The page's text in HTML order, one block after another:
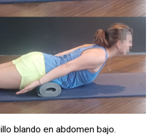
blando en abdomen bajo.